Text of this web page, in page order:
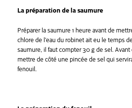
La préparation de la saumure
Préparer la saumure 1 heure avant de
chlore de l’eau du robinet ait eu le temps
saumure, il faut compter 30 g de sel. Avant
mettre de côté une pincée de sel qui
fenouil.